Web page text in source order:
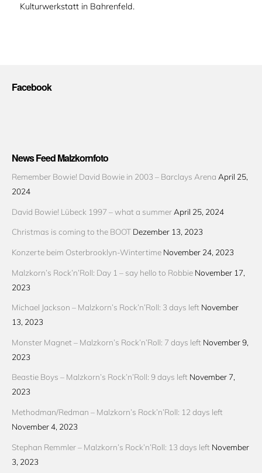
Kulturwerkstatt in Bahrenfeld.
Facebook
News Feed Malzkornfoto
Remember Bowie! David Bowie in 2003 – Barclays Arena April 25,
2024
David Bowie! Lübeck 1997 – what a summer April 25, 2024
Christmas is coming to the BOOT Dezember 13, 2023
Konzerte beim Osterbrooklyn-Wintertime November 24, 2023
Malzkorn’s Rock’n’Roll: Day 1 – say hello to Robbie November 17,
2023
Michael Jackson – Malzkorn’s Rock’n’Roll: 3 days left November
13, 2023
Monster Magnet – Malzkorn’s Rock’n’Roll: 7 days left November 9,
2023
Beastie Boys – Malzkorn’s Rock’n’Roll: 9 days left November 7,
2023
Methodman/Redman – Malzkorn’s Rock’n’Roll: 12 days left
November 4, 2023
Stephan Remmler – Malzkorn’s Rock’n’Roll: 13 days left November
3, 2023